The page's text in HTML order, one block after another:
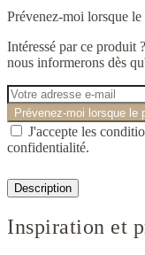
Prévenez-moi lorsque
Intéressé par ce produit
nous informerons dès
Prévenez-moi lorsque le
J'accepte les
confidentialité.
Description
Inspiration et